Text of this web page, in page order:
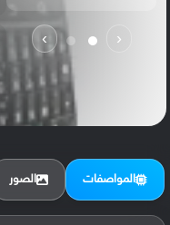
‹
›
المواصفات الصور